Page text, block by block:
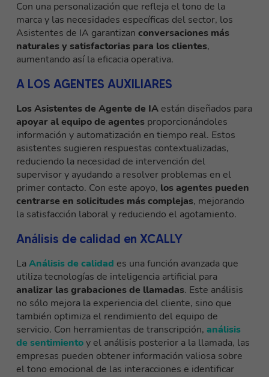
Con una personalización que refleja el tono de la
marca y las necesidades específicas del sector, los
Asistentes de IA garantizan conversaciones más
naturales y satisfactorias para los clientes,
aumentando así la eficacia operativa.
A LOS AGENTES AUXILIARES
Los Asistentes de Agente de IA están diseñados para
apoyar al equipo de agentes proporcionándoles
información y automatización en tiempo real. Estos
asistentes sugieren respuestas contextualizadas,
reduciendo la necesidad de intervención del
supervisor y ayudando a resolver problemas en el
primer contacto. Con este apoyo, los agentes pueden
centrarse en solicitudes más complejas, mejorando
la satisfacción laboral y reduciendo el agotamiento.
Análisis de calidad en XCALLY
LaAnálisis de calidad es una función avanzada que
utiliza tecnologías de inteligencia artificial para
analizar las grabaciones de llamadas. Este análisis
no sólo mejora la experiencia del cliente, sino que
también optimiza el rendimiento del equipo de
servicio. Con herramientas de transcripción, análisis
de sentimientoy el análisis posterior a la llamada, las
empresas pueden obtener información valiosa sobre
el tono emocional de las interacciones e identificar